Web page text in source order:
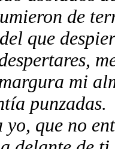
de
que
mi
punzadas.
yo, que no